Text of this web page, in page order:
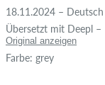
18.11.2024 – Deutsch
Übersetzt mit Deepl –
Original anzeigen
Farbe: grey